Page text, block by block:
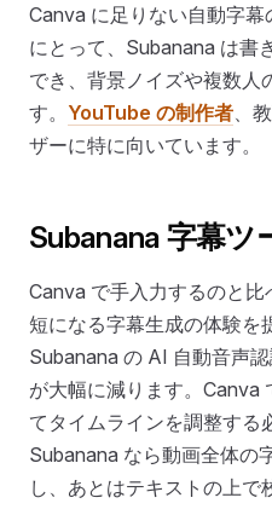
Canva に足りない自動字
にとって、Subanana は書
でき、背景ノイズや複数人
す。 YouTube の制作者 、
ザーに特に向いています。
Subanana 字幕ツ
Canva で手入力するのと
短になる字幕生成の体験を
Subanana の AI 自動音声
が大幅に減ります。Canva
てタイムラインを調整する
Subanana なら動画全体の
し、あとはテキストの上で